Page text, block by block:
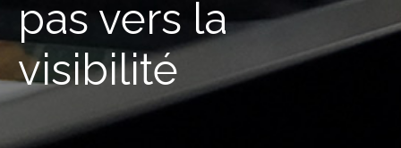
pas vers la
visibilité